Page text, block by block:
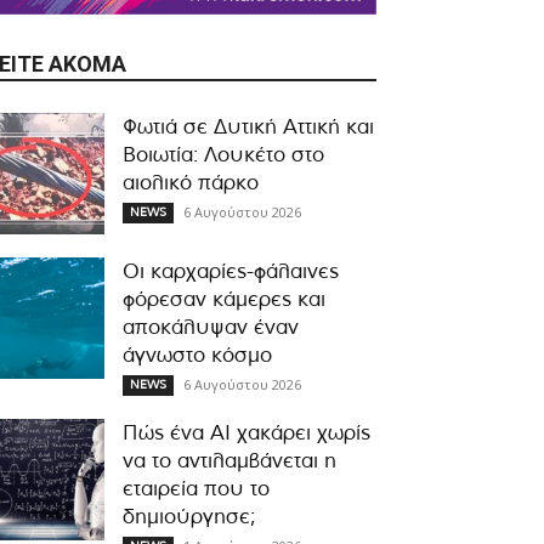
ΑΚΌΜΑ
Φωτιά σε Δυτική Αττική και
Βοιωτία: Λουκέτο στο
αιολικό πάρκο
NEWS 6 Αυγούστου 2026
Οι καρχαρίες-φάλαινες
φόρεσαν κάμερες και
αποκάλυψαν έναν
άγνωστο κόσμο
NEWS 6 Αυγούστου 2026
Πώς ένα AI χακάρει χωρίς
να το αντιλαμβάνεται η
εταιρεία που το
δημιούργησε;